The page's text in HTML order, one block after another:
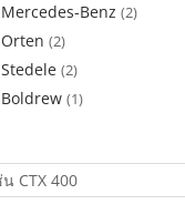
Mercedes-Benz (2)
Orten (2)
Stedele (2)
Boldrew (1)